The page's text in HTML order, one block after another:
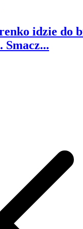
idzie do
Smacz...